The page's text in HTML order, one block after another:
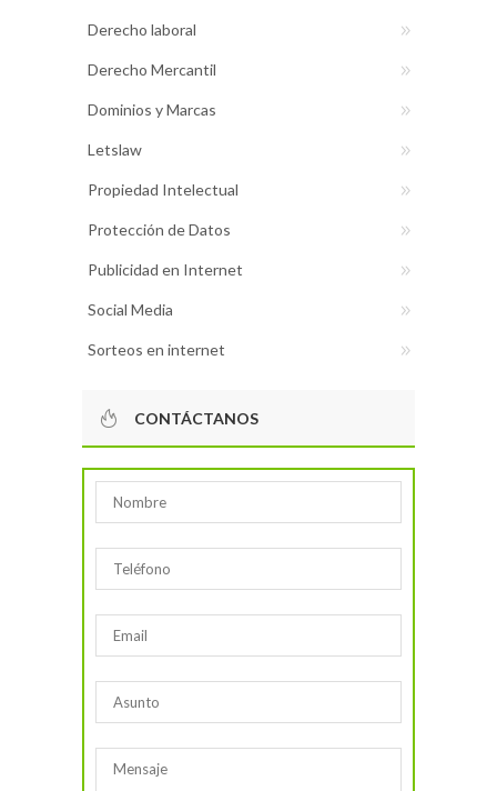
Derecho laboral
Derecho Mercantil
Dominios y Marcas
Letslaw
Propiedad Intelectual
Protección de Datos
Publicidad en Internet
Social Media
Sorteos en internet
CONTÁCTANOS